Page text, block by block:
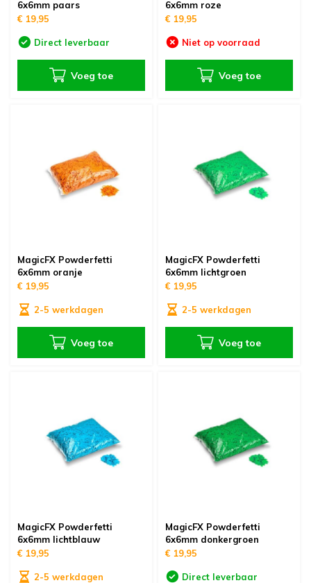
6x6mm paars
€ 19,95
Direct leverbaar
Voeg toe
6x6mm roze
€ 19,95
Niet op voorraad
Voeg toe
MagicFX Powderfetti
6x6mm oranje
€ 19,95
2-5 werkdagen
Voeg toe
MagicFX Powderfetti
6x6mm lichtgroen
€ 19,95
2-5 werkdagen
Voeg toe
MagicFX Powderfetti
6x6mm lichtblauw
€ 19,95
2-5 werkdagen
MagicFX Powderfetti
6x6mm donkergroen
€ 19,95
Direct leverbaar